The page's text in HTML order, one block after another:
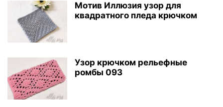
Мотив Иллюзия узор для
квадратного пледа крючком
Узор крючком рельефные
ромбы 093